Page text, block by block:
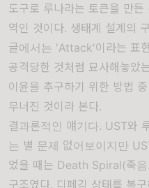
도구로 루나라는 토큰을 만
역인 것이다. 생태계 설계의
글에서는 'Attack'이라는 표
공격당한 것처럼 묘사해놓았
이윤을 추구하기 위한 방법
무너진 것이라 본다.
결과론적인 얘기다. UST와
는 별 문제 없어보이지만
었을 때는 Death Spiral(죽
구조였다. 디페깅 상태를 복